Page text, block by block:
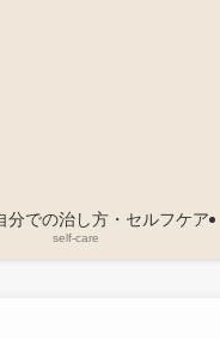
分での治し方・セルフケア
self-care